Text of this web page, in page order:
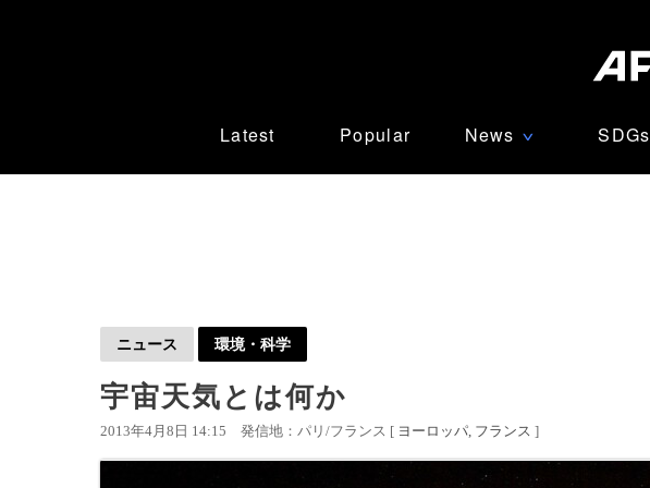
Latest Popular News ∨ SDGs
ニュース 環境・科学
宇宙天気とは何か
2013年4月8日 14:15 発信地：パリ/フランス [ ヨーロッパ フランス ]